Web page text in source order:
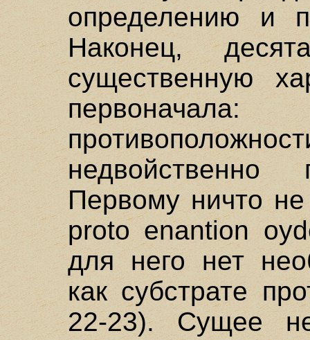
определению и
Наконец,
существенную
Первому ничто
proto enantion
для него нет
как субстрате
22-23). Сущее